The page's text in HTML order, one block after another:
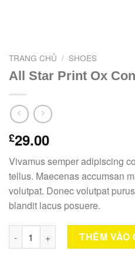
TRANG CHỦ / SHOES
All Star Print Ox
£29.00
Vivamus semper adipiscing
tellus. Maecenas accumsan
volutpat. Donec volutpat
blandit lacus posuere.
All Star Print Ox Converse số
THÊM VÀO